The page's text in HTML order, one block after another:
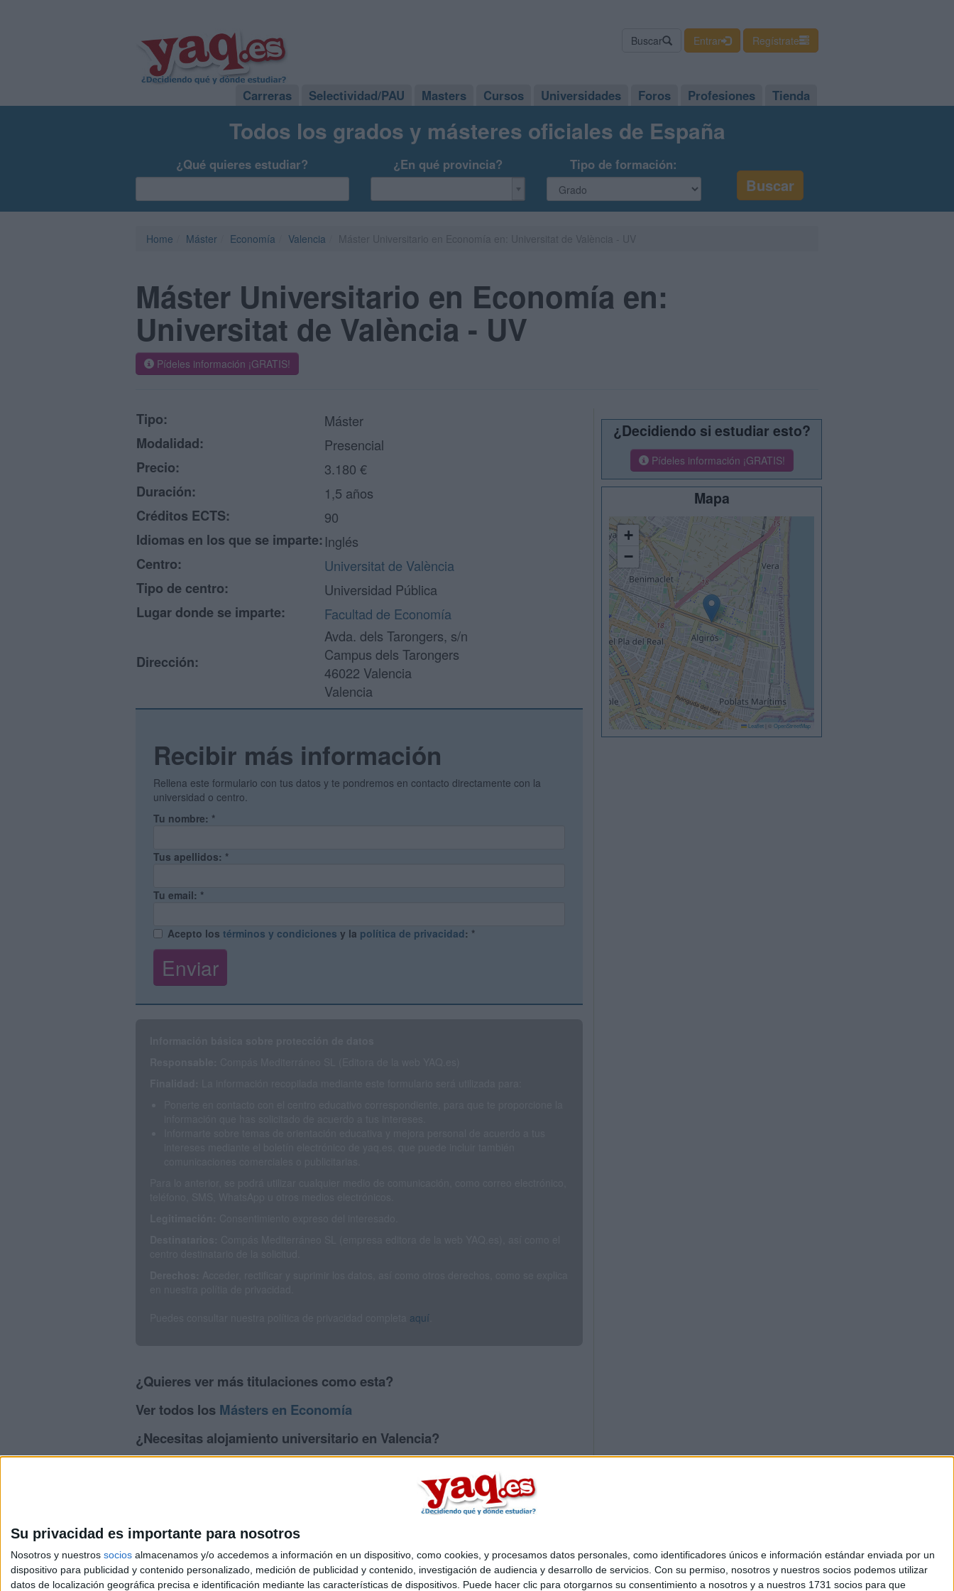
Su privacidad es importante para nosotros
Nosotros y nuestros socios almacenamos y/o accedemos a información en un dispositivo, como cookies, y procesamos datos personales, como identificadores únicos e información estándar enviada por un
dispositivo para publicidad y contenido personalizado, medición de publicidad y contenido, investigación de audiencia y desarrollo de servicios. Con su permiso, nosotros y nuestros socios podemos utilizar
datos de localización geográfica precisa e identificación mediante las características de dispositivos. Puede hacer clic para otorgarnos su consentimiento a nosotros y a nuestros 1731 socios para que
Buscar Entrar Regístrate
Carreras Selectividad/PAU Masters Cursos Universidades Foros Profesiones Tienda
Todos los grados y másteres oficiales de España
¿Qué quieres estudiar? ¿En qué provincia? Tipo de formación:
Home Máster Economía Valencia
Máster Universitario en Economía en:
Universitat de València - UV
Pídeles información ¡GRATIS!
Tipo:
Máster
Modalidad:
Presencial
Precio:
3.180 €
Duración:
1,5 años
Créditos ECTS:
90
Idiomas en los que se imparte: Inglés
Centro:
Universitat de València
Tipo de centro:
Universidad Pública
Lugar donde se imparte:
Facultad de Economía
Dirección:
Avda. dels Tarongers, s/n
Campus dels Tarongers
46022 Valencia
Valencia
Recibir más información
Rellena este formulario con tus datos y te pondremos en contacto directamente con la
universidad o centro.
Tu nombre: *
Tus apellidos: *
Tu email: *
Acepto los términos y condiciones y la política de privacidad: *
aquí
¿Quieres ver más titulaciones como esta?
Ver todos los Másters en Economía
¿Necesitas alojamiento universitario en Valencia?
>> Residencias de estudiantes y colegios mayores en Valencia
¿Decidiendo si estudiar esto?
Pídeles información ¡GRATIS!
Mapa
+
−
Leaflet © OpenStreetMap
Quiénes somos|Contactar|Anúnciate
Aviso legal|Politica de privacidad|Condiciones generales|Política de cookies